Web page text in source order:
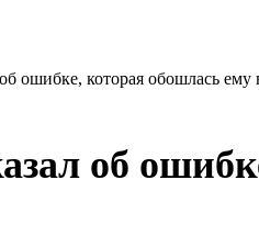
ошибке, которая обошлась ему
об